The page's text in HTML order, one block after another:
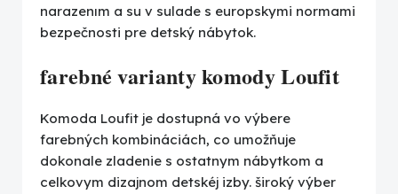
narazenım a su v sulade s europskymi normami
bezpečnosti pre detský nábytok.
farebné varianty komody Loufit
Komoda Loufit je dostupná vo výbere
farebných kombináciách, co umožňuje
dokonale zladenie s ostatnym nábytkom a
celkovym dizajnom detskéj izby. široký výber